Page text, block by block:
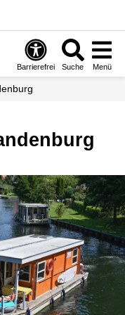
Barrierefrei Suche Menü